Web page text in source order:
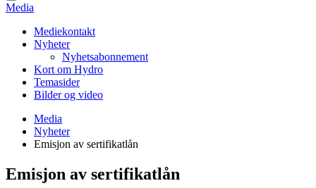
Media
Mediekontakt
Nyheter
Nyhetsabonnement
Kort om Hydro
Temasider
Bilder og video
Media
Nyheter
Emisjon av sertifikatlån
Emisjon av sertifikatlån